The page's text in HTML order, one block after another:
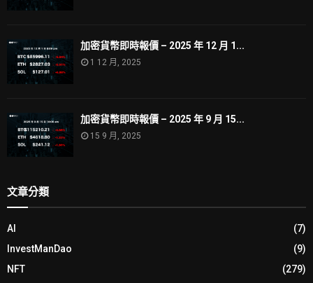
加密貨幣即時報價 – 2025 年 12 月 1...
1 12 月, 2025
加密貨幣即時報價 – 2025 年 9 月 15...
15 9 月, 2025
文章分類
AI
(7)
InvestManDao
(9)
NFT
(279)